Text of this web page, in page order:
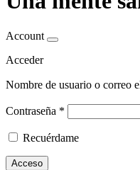
Account
Acceder
Nombre de usuario o correo
Contraseña *
Recuérdame
Acceso